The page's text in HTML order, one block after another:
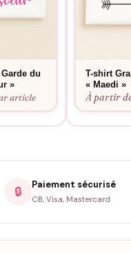
du
»
article
T-shirt
« Maedi »
À partir
🔒 Paiement sécurisé
CB, Visa, Mastercard